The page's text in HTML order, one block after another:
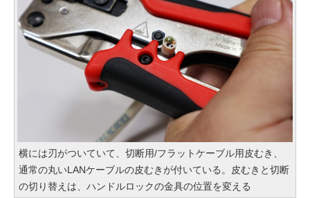
横には刃がついていて、切断用/フラットケーブル用皮むき、
通常の丸いLANケーブルの皮むきが付いている。皮むきと切断
の切り替えは、ハンドルロックの金具の位置を変える